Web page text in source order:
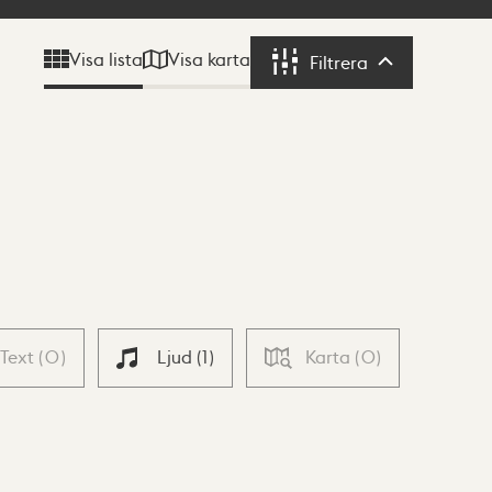
Visa lista Visa karta Filtrera Filtrera
Text (0) Ljud (1) Karta (0)